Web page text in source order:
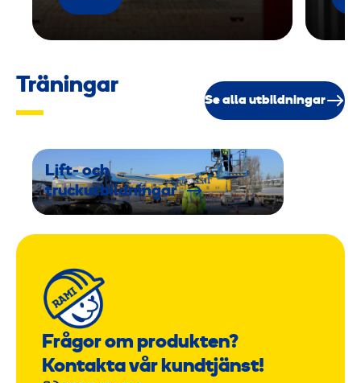
Träningar
Se alla utbildningar
Lift- och
truckutbildningar
Frågor om produkten?
Kontakta vår kundtjänst!